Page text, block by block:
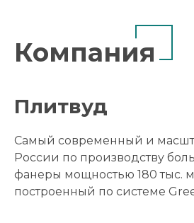
Компания
Плитвуд
Cамый современный и
России по производству
фанеры мощностью 180 тыс.
построенный по системе